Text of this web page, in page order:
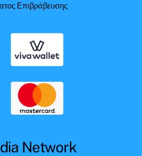
Επιβράβευσης
Network